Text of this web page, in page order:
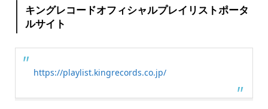
キングレコードオフィシャルプレイリストポータ
ルサイト
https://playlist.kingrecords.co.jp/